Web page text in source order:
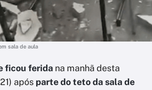
sala de aula
ficou ferida na manhã desta
após parte do teto da sala de